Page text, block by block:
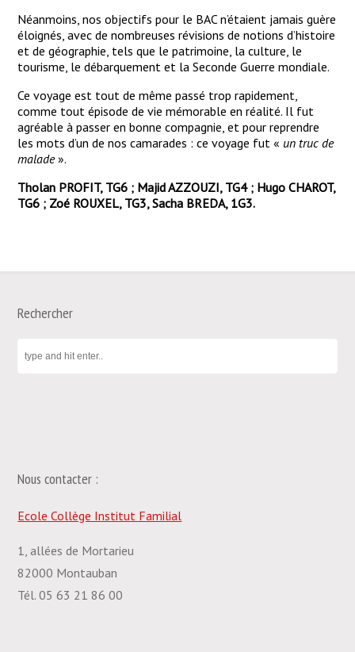
Néanmoins, nos objectifs pour le BAC n’étaient jamais guère
éloignés, avec de nombreuses révisions de notions d’histoire
et de géographie, tels que le patrimoine, la culture, le
tourisme, le débarquement et la Seconde Guerre mondiale.
Ce voyage est tout de même passé trop rapidement,
comme tout épisode de vie mémorable en réalité. Il fut
agréable à passer en bonne compagnie, et pour reprendre
les mots d’un de nos camarades : ce voyage fut « un truc de
malade».
Tholan PROFIT, TG6 ; Majid AZZOUZI, TG4 ; Hugo CHAROT,
TG6 ; Zoé ROUXEL, TG3, Sacha BREDA, 1G3.
Rechercher
Nous contacter :
Ecole Collège Institut Familial
1, allées de Mortarieu
82000 Montauban
Tél. 05 63 21 86 00